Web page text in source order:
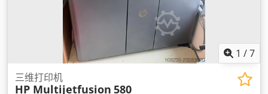
1 /7
三维打印机
HP Multijetfusion 580